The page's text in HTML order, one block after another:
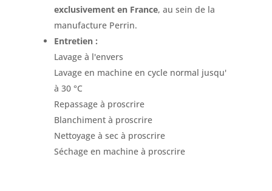
exclusivement en France, au sein de la
manufacture Perrin.
Entretien :
Lavage à l'envers
Lavage en machine en cycle normal jusqu'
à 30 °C
Repassage à proscrire
Blanchiment à proscrire
Nettoyage à sec à proscrire
Séchage en machine à proscrire